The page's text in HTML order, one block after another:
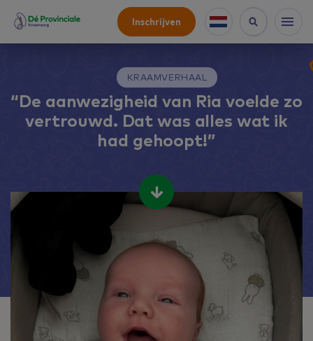
Inschrijven
KRAAMVERHAAL
“De aanwezigheid van Ria voelde zo
vertrouwd. Dat was alles wat ik
had gehoopt!”